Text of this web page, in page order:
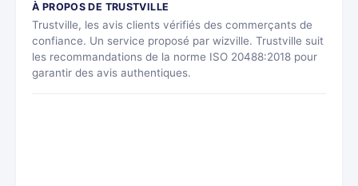
À PROPOS DE TRUSTVILLE
Trustville, les avis clients vérifiés des commerçants de
confiance. Un service proposé par wizville. Trustville suit
les recommandations de la norme ISO 20488:2018 pour
garantir des avis authentiques.